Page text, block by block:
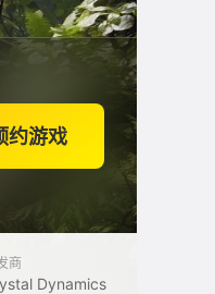
约游戏
商
Dynamics